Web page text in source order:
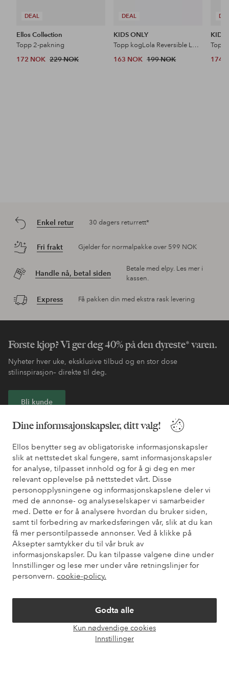
Dine informsajonskapsler, ditt valg!
Ellos benytter seg av obligatoriske informasjonskapsler
slik at nettstedet skal fungere, samt informasjonskapsler
for analyse, tilpasset innhold og for å gi deg en mer
relevant opplevelse på nettstedet vårt. Disse
personopplysningene og informasjonskapslene deler vi
med de annonse- og analyseselskaper vi samarbeider
med. Dette er for å analysere hvordan du bruker siden,
samt til forbedring av markedsføringen vår, slik at du kan
få mer persontilpassede annonser. Ved å klikke på
Aksepter samtykker du til vår bruk av
informasjonskapsler. Du kan tilpasse valgene dine under
Innstillinger og lese mer under våre retningslinjer for
personvern. cookie-policy.
Godta alle
Kun nødvendige cookies
Innstillinger
DEAL
Ellos Collection
Topp 2-pakning
172 NOK 229 NOK
DEAL
KIDS ONLY
Topp kogLola Reversible Logo Top Acc
163 NOK 199 NOK
KIDS
174
Enkel retur 30 dagers returrett*
Fri frakt Gjelder for normalpakke over 599 NOK
Handle nå, betal siden
Betale med elpy. Les mer i
kassen.
Express Få pakken din med ekstra rask levering
Første kjøp? Vi ger deg 40% på den dyreste* varen.
Nyheter hver uke, eksklusive tilbud og en stor dose
stilinspirasjon– direkte til deg.
Bli kunde
* Se tilbudsvilkår ved registrering
Trenger du hjelp?
Du finner svar på de vanligste spørsmålene i vår FAQ. Du finner
også informasjon om hvordan du kan kontakte oss.
Kundeservice Bestilling Betalingsmåte
Mine sider